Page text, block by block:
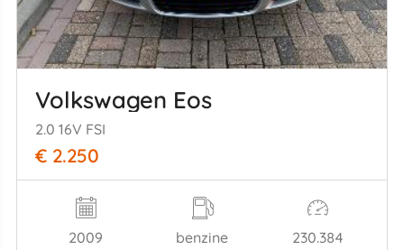
Volkswagen Eos
2.0 16V FSI
€ 2.250
2009 benzine 230.384